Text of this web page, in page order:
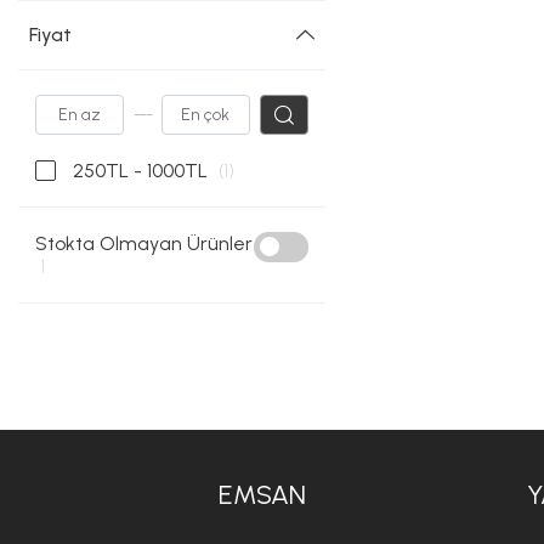
Fiyat
---
250TL - 1000TL (1)
Stokta Olmayan Ürünler
1
EMSAN